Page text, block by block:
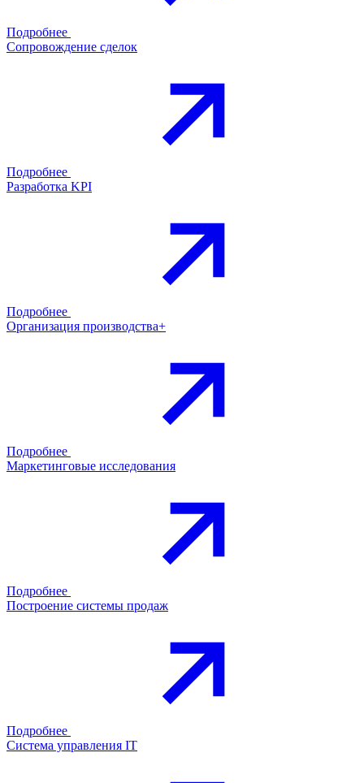
Подробнее
Сопровождение сделок
Подробнее
Разработка KPI
Подробнее
Организация производства+
Подробнее
Маркетинговые исследования
Подробнее
Построение системы продаж
Подробнее
Система управления IT